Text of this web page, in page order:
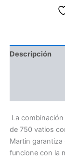
Descripción
La
de 750 vatios
Martin garantiza
funcione con la